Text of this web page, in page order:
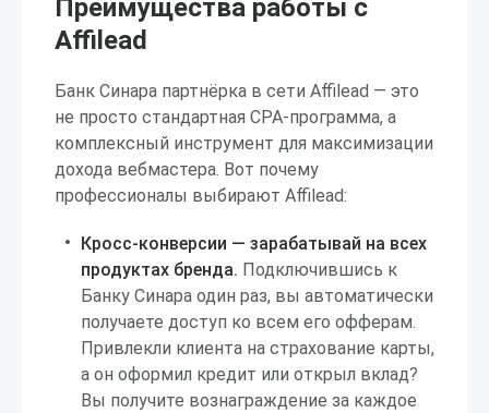
Преимущества работы с
Affilead
Банк Синара партнёрка в сети Affilead — это
не просто стандартная CPA-программа, а
комплексный инструмент для максимизации
дохода вебмастера. Вот почему
профессионалы выбирают Affilead:
Кросс-конверсии — зарабатывай на всех
продуктах бренда. Подключившись к
Банку Синара один раз, вы автоматически
получаете доступ ко всем его офферам.
Привлекли клиента на страхование карты,
а он оформил кредит или открыл вклад?
Вы получите вознаграждение за каждое